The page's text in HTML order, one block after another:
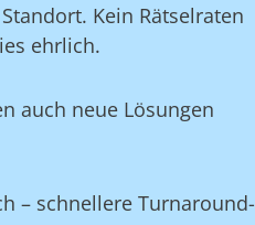
Kein Rätselraten
ehrlich.
auch neue Lösungen
– schnellere Turnaround-